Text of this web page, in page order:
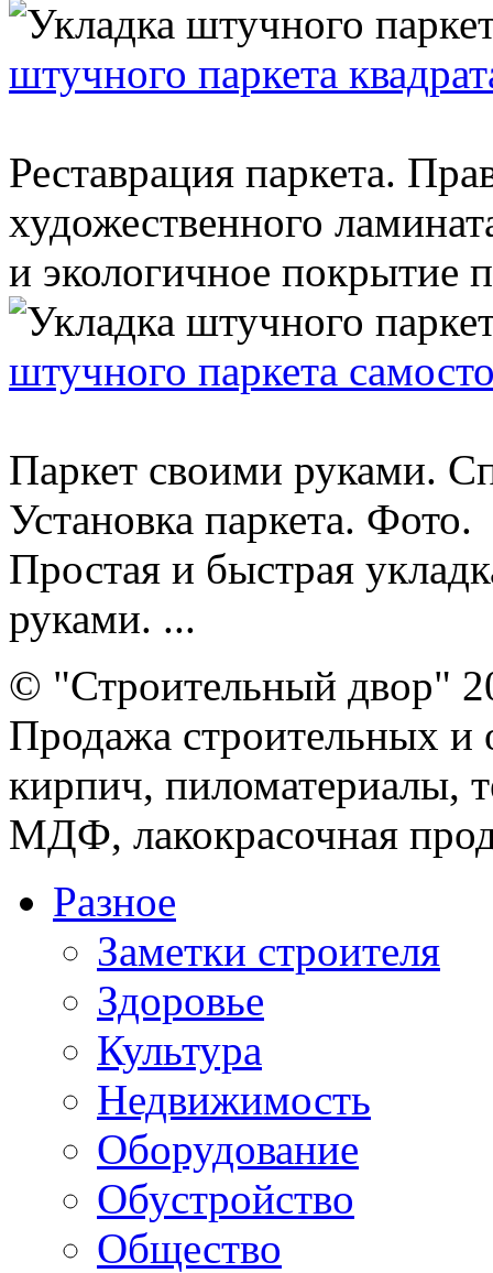
штучного паркета
Реставрация паркета.
художественного
и экологичное покрытие
штучного паркета
Паркет своими руками.
Установка паркета. Фото.
Простая и быстрая
руками. ...
© "Строительный двор"
Продажа строительных и
кирпич, пиломатериалы,
МДФ, лакокрасочная
Разное
Заметки строителя
Здоровье
Культура
Недвижимость
Оборудование
Обустройство
Общество